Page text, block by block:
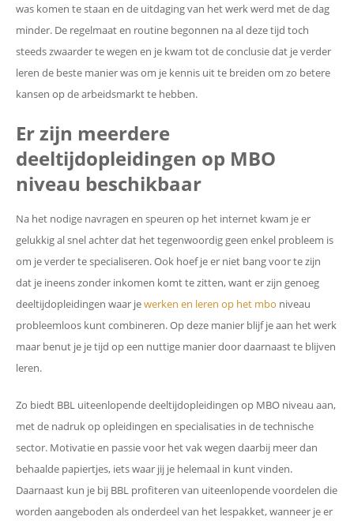
was komen te staan en de uitdaging van het werk werd met de dag
minder. De regelmaat en routine begonnen na al deze tijd toch
steeds zwaarder te wegen en je kwam tot de conclusie dat je verder
leren de beste manier was om je kennis uit te breiden om zo betere
kansen op de arbeidsmarkt te hebben.
Er zijn meerdere
deeltijdopleidingen op MBO
niveau beschikbaar
Na het nodige navragen en speuren op het internet kwam je er
gelukkig al snel achter dat het tegenwoordig geen enkel probleem is
om je verder te specialiseren. Ook hoef je er niet bang voor te zijn
dat je ineens zonder inkomen komt te zitten, want er zijn genoeg
deeltijdopleidingen waar jewerken en leren op het mbo niveau
probleemloos kunt combineren. Op deze manier blijf je aan het werk
maar benut je je tijd op een nuttige manier door daarnaast te blijven
leren.
Zo biedt BBL uiteenlopende deeltijdopleidingen op MBO niveau aan,
met de nadruk op opleidingen en specialisaties in de technische
sector. Motivatie en passie voor het vak wegen daarbij meer dan
behaalde papiertjes, iets waar jij je helemaal in kunt vinden.
Daarnaast kun je bij BBL profiteren van uiteenlopende voordelen die
worden aangeboden als onderdeel van het lespakket, wanneer je er